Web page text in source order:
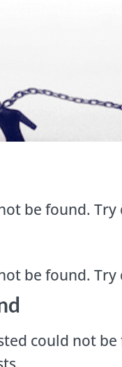
be found.
be found.
could not